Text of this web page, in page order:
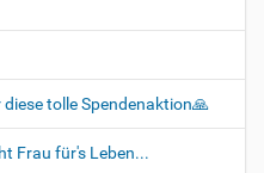
tolle Spendenaktion🙏
Frau für's Leben...